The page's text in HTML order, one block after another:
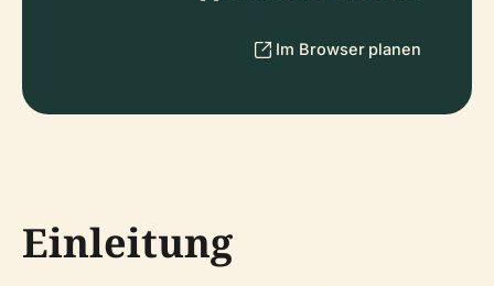
Im Browser planen
Einleitung